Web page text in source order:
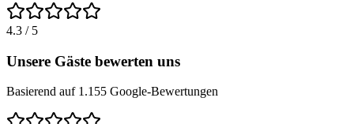
4.3 / 5
Unsere Gäste bewerten uns
Basierend auf 1.155 Google-Bewertungen